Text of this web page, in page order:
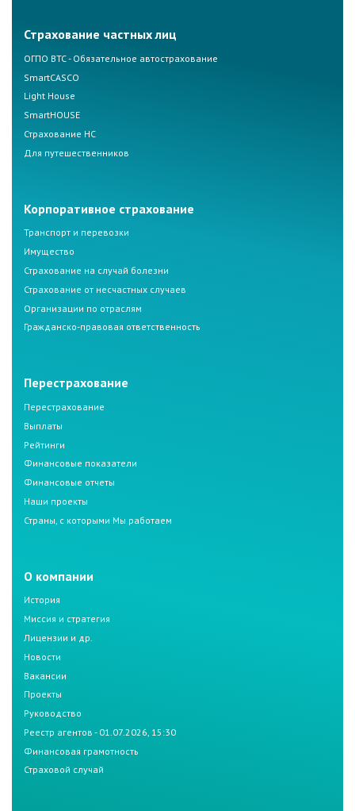
Страхование частных лиц
ОГПО ВТС - Обязательное автострахование
SmartCASCO
Light House
SmartHOUSE
Страхование НС
Для путешественников
Корпоративное страхование
Транспорт и перевозки
Имущество
Страхование на случай болезни
Страхование от несчастных случаев
Организации по отраслям
Гражданско-правовая ответственность
Перестрахование
Перестрахование
Выплаты
Рейтинги
Финансовые показатели
Финансовые отчеты
Наши проекты
Страны, с которыми Мы работаем
О компании
История
Миссия и стратегия
Лицензии и др.
Новости
Вакансии
Проекты
Руководство
Реестр агентов - 01.07.2026, 15:30
Финансовая грамотность
Страховой случай